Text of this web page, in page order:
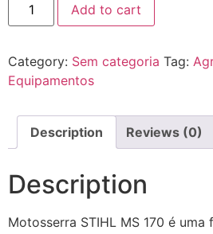
Add to cart
Category: Sem categoria Tag:
Equipamentos
Description Reviews (0)
Description
Motosserra STIHL MS 170 é uma